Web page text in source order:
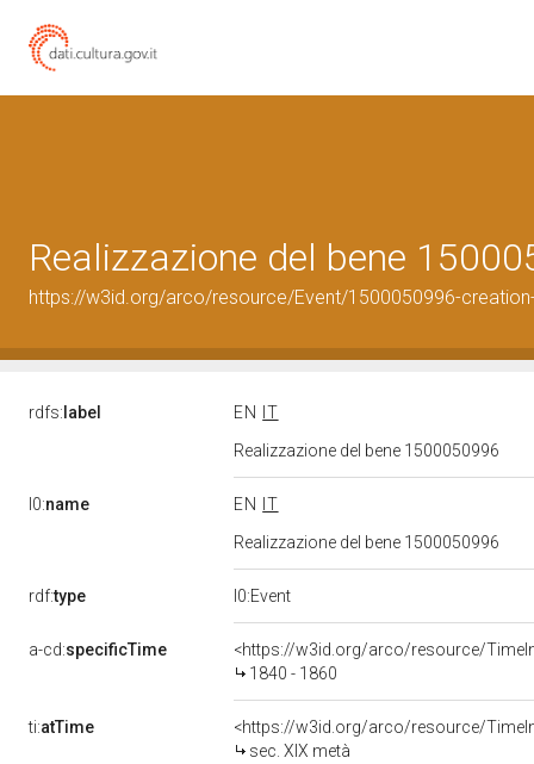
Realizzazione del bene
https://w3id.org/arco/resource/Event/1500050996-
rdfs: label EN
IT
Realizzazione del bene 1500050996
l0:name EN
IT
Realizzazione del bene 1500050996
rdf:type l0:Event
a-cd:specificTime
<https://w3id.org/arco/resource/
1840 - 1860
ti:atTime
<https://w3id.org/arco/resource/
sec. XIX metà